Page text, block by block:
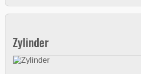
Zylinder